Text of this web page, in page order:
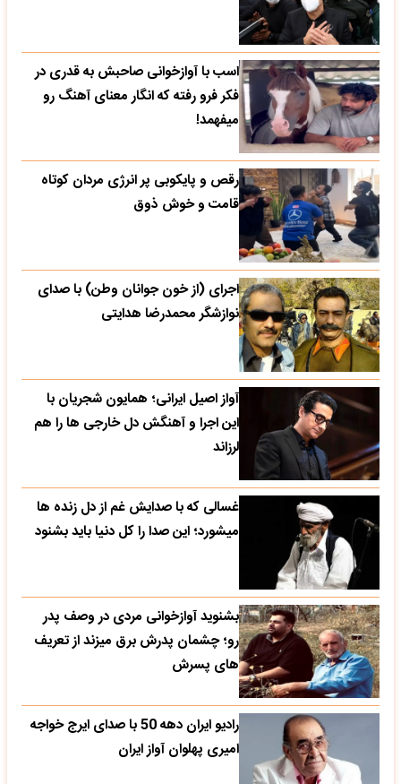
اسب با آوازخوانی صاحبش به قدری در
فکر فرو رفته که انگار معنای آهنگ رو
میفهمد!
رقص و پایکوبی پر انرژی مردان کوتاه
قامت و خوش ذوق
اجرای (از خون جوانان وطن) با صدای
نوازشگر محمدرضا هدایتی
آواز اصیل ایرانی؛ همایون شجریان با
این اجرا و آهنگش دل خارجی ها را هم
لرزاند
غسالی که با صدایش غم از دل زنده ها
میشورد؛ این صدا را کل دنیا باید بشنود
بشنوید آوازخوانی مردی در وصف پدر
رو؛ چشمان پدرش برق میزند از تعریف
های پسرش
رادیو ایران دهه 50 با صدای ایرج خواجه
امیری پهلوان آواز ایران